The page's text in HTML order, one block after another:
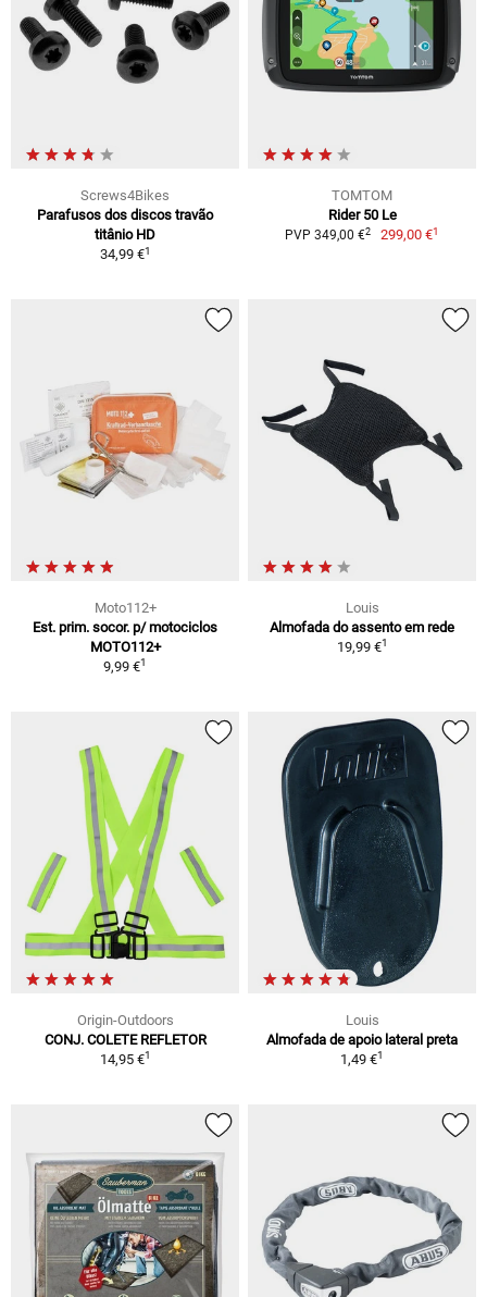
Screws4Bikes
Parafusos dos discos travão
titânio HD
34,99 €1
TOMTOM
Rider 50 Le
PVP 349,00 €2 299,00 €1
Moto112+
Est. prim. socor. p/ motociclos
MOTO112+
9,99 €1
Louis
Almofada do assento em rede
19,99 €1
Origin-Outdoors
CONJ. COLETE REFLETOR
14,95 €1
Louis
Almofada de apoio lateral preta
1,49 €1